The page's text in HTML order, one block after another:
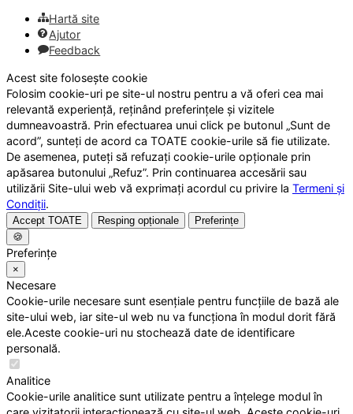
Hartă site
Ajutor
Feedback
Acest site folosește cookie
Folosim cookie-uri pe site-ul nostru pentru a vă oferi cea mai
relevantă experiență, reținând preferințele și vizitele
dumneavoastră. Prin efectuarea unui click pe butonul „Sunt de
acord”, sunteți de acord ca TOATE cookie-urile să fie utilizate.
De asemenea, puteți să refuzați cookie-urile opționale prin
apăsarea butonului „Refuz”. Prin continuarea accesării sau
utilizării Site-ului web vă exprimați acordul cu privire la Termeni și
Condiții.
Accept TOATE Resping opționale
Preferințe
🍪
Preferințe
×
Necesare
Cookie-urile necesare sunt esențiale pentru funcțiile de bază ale
site-ului web, iar site-ul web nu va funcționa în modul dorit fără
ele.Aceste cookie-uri nu stochează date de identificare
personală.
Analitice
Cookie-urile analitice sunt utilizate pentru a înțelege modul în